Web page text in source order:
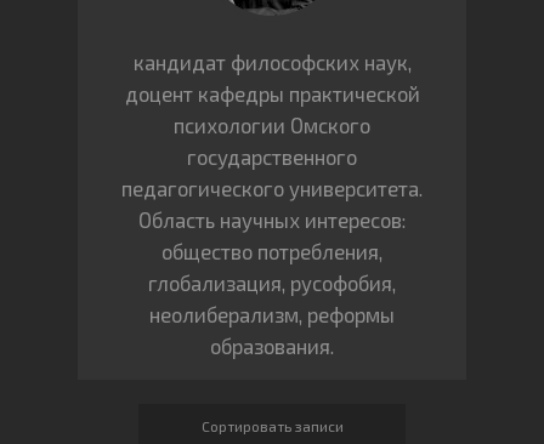
кандидат философских наук,
доцент кафедры практической
психологии Омского
государственного
педагогического университета.
Область научных интересов:
общество потребления,
глобализация, русофобия,
неолиберализм, реформы
образования.
Сортировать записи